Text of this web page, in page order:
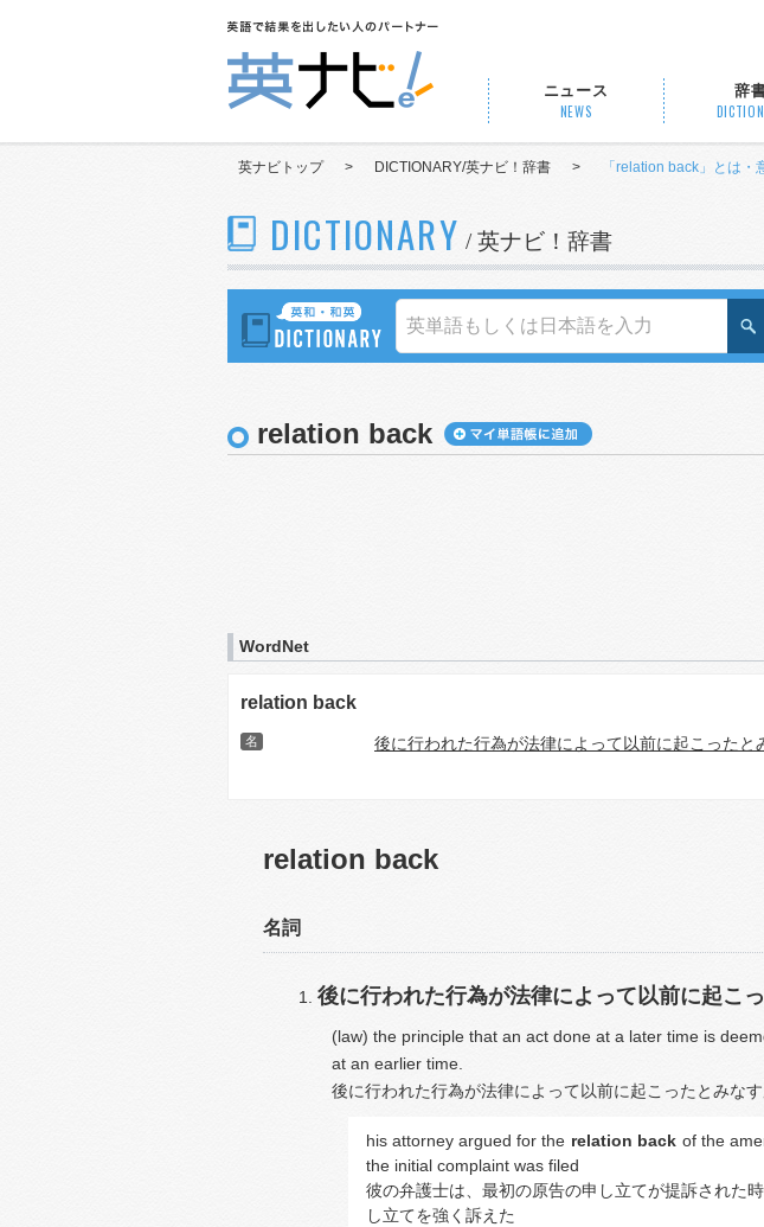
ニュース
NEWS
辞
英ナビトップ > DICTIONARY/英ナビ！辞書 > 「relation back」とは
DICTIONARY / 英ナビ！辞書
relation back
WordNet
relation back
名 後に行われた行為が法律によって以前に起こったと
relation back
名詞
後に行われた行為が法律によって以前に起こ
(law) the principle that an act done at a later time is
at an earlier time.
後に行われた行為が法律によって以前に起こったとみなす
his attorney argued for the relation back of the
the initial complaint was filed
彼の弁護士は、最初の原告の申し立てが提訴された
し立てを強く訴えた